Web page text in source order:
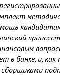
в банке, и,
сборщиками